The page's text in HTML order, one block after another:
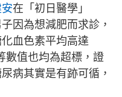
在「初日醫學」
因為想減肥而求診，
血色素平均高達
數值也均為超標，證
病其實是有跡可循，